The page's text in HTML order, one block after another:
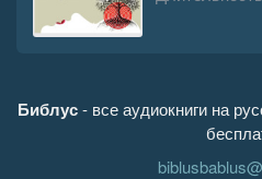
Библус- все аудиокниги на